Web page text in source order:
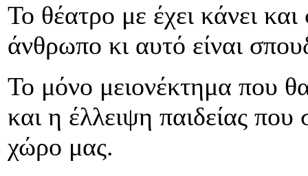
Το θέατρο με έχει κάνει
άνθρωπο κι αυτό είναι
Το μόνο μειονέκτημα που
και η έλλειψη παιδείας
χώρο μας.